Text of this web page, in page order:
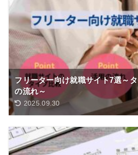
フリーター向け就職サイト7選～
の流れ～
2025.09.30